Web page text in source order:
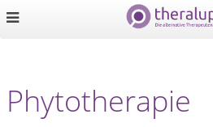
Phytotherapie